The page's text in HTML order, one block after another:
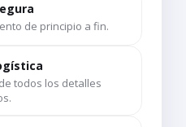
de principio a fin.
todos los detalles